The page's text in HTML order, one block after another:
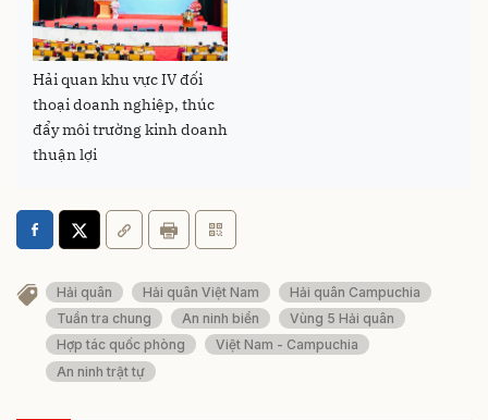
Hải quan khu vực IV đối
thoại doanh nghiệp, thúc
đẩy môi trường kinh doanh
thuận lợi
Hải quân Hải quân Việt Nam
Hải quân Campuchia
Tuần tra chung
An ninh biển
Vùng 5 Hải quân
Hợp tác quốc phòng
Việt Nam - Campuchia
An ninh trật tự